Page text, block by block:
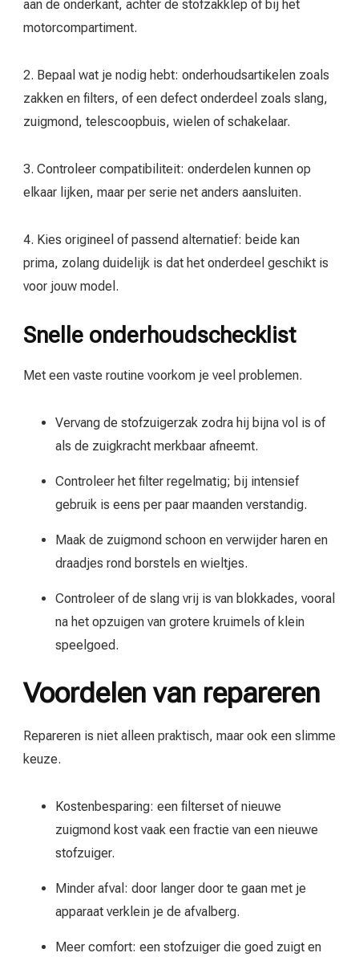
aan de onderkant, achter de stofzakklep of bij het
motorcompartiment.
2. Bepaal wat je nodig hebt: onderhoudsartikelen zoals
zakken en filters, of een defect onderdeel zoals slang,
zuigmond, telescoopbuis, wielen of schakelaar.
3. Controleer compatibiliteit: onderdelen kunnen op
elkaar lijken, maar per serie net anders aansluiten.
4. Kies origineel of passend alternatief: beide kan
prima, zolang duidelijk is dat het onderdeel geschikt is
voor jouw model.
Snelle onderhoudschecklist
Met een vaste routine voorkom je veel problemen.
Vervang de stofzuigerzak zodra hij bijna vol is of
als de zuigkracht merkbaar afneemt.
Controleer het filter regelmatig; bij intensief
gebruik is eens per paar maanden verstandig.
Maak de zuigmond schoon en verwijder haren en
draadjes rond borstels en wieltjes.
Controleer of de slang vrij is van blokkades, vooral
na het opzuigen van grotere kruimels of klein
speelgoed.
Voordelen van repareren
Repareren is niet alleen praktisch, maar ook een slimme
keuze.
Kostenbesparing: een filterset of nieuwe
zuigmond kost vaak een fractie van een nieuwe
stofzuiger.
Minder afval: door langer door te gaan met je
apparaat verklein je de afvalberg.
Meer comfort: een stofzuiger die goed zuigt en